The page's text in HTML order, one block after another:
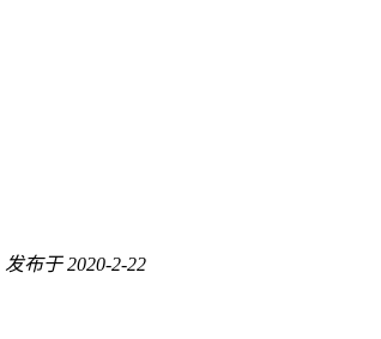
发布于 2020-2-22